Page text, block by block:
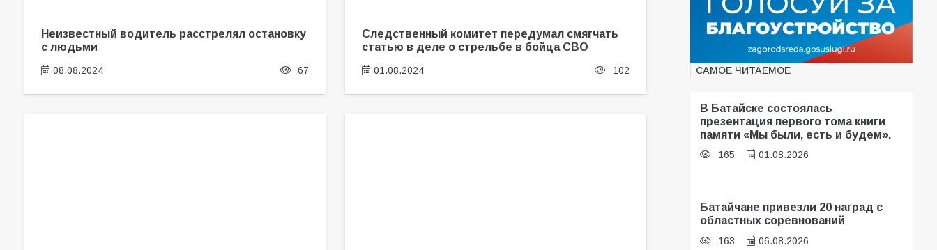
Неизвестный водитель расстрелял остановку
с людьми
08.08.2024 67
Следственный комитет передумал смягчать
статью в деле о стрельбе в бойца СВО
01.08.2024 102 САМОЕ ЧИТАЕМОЕ
В Батайске состоялась
презентация первого тома книги
памяти «Мы были, есть и будем».
165 01.08.2026
Батайчане привезли 20 наград с
областных соревнований
163 06.08.2026